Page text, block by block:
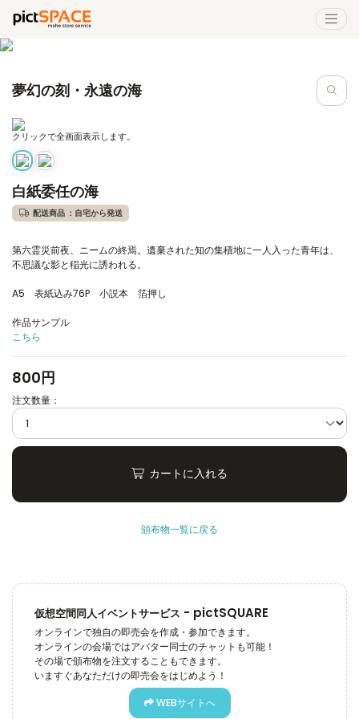
夢幻の刻・永遠の海
クリックで全画面表示します。
白紙委任の海
配送商品 ：自宅から発送
第六霊災前夜、ニームの終焉。遺棄された知の集積地に一人入った青年は、
不思議な影と稲光に誘われる。
A5 表紙込み76P 小説本 箔押し
作品サンプル
こちら
800円
注文数量：
カートに入れる
頒布物一覧に戻る
仮想空間同人イベントサービス - pictSQUARE
オンラインで独自の即売会を作成・参加できます。
オンラインの会場ではアバター同士のチャットも可能！
その場で頒布物を注文することもできます。
いますぐあなただけの即売会をはじめよう！
WEBサイトへ